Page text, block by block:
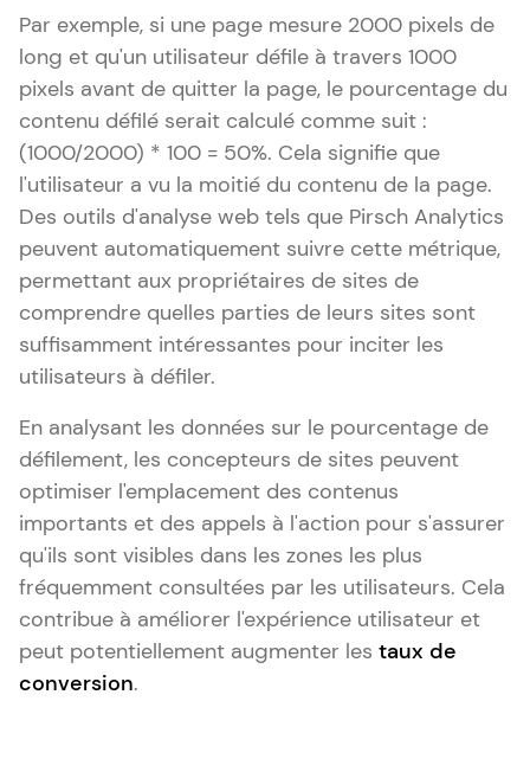
Par exemple, si une page mesure 2000 pixels de
long et qu'un utilisateur défile à travers 1000
pixels avant de quitter la page, le pourcentage du
contenu défilé serait calculé comme suit :
(1000/2000) * 100 = 50%. Cela signifie que
l'utilisateur a vu la moitié du contenu de la page.
Des outils d'analyse web tels que Pirsch Analytics
peuvent automatiquement suivre cette métrique,
permettant aux propriétaires de sites de
comprendre quelles parties de leurs sites sont
suffisamment intéressantes pour inciter les
utilisateurs à défiler.
En analysant les données sur le pourcentage de
défilement, les concepteurs de sites peuvent
optimiser l'emplacement des contenus
importants et des appels à l'action pour s'assurer
qu'ils sont visibles dans les zones les plus
fréquemment consultées par les utilisateurs. Cela
contribue à améliorer l'expérience utilisateur et
peut potentiellement augmenter les taux de
conversion.